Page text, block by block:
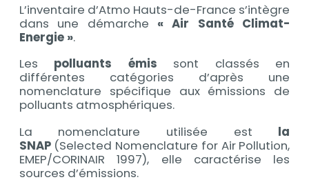
Contenu
L’inventaire d’Atmo Hauts-de-France s’intègre
dans une démarche « Air Santé Climat-
Energie ».
Les polluants émis sont classés en
différentes catégories d’après une
nomenclature spécifique aux émissions de
polluants atmosphériques.
La nomenclature utilisée est la
SNAP(Selected Nomenclature for Air Pollution,
EMEP/CORINAIR 1997), elle caractérise les
sources d’émissions.